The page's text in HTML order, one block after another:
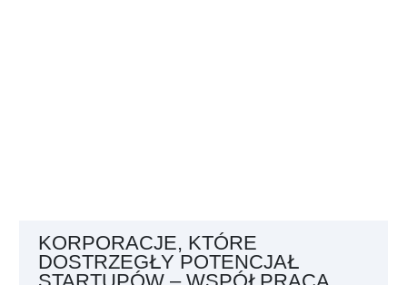
KORPORACJE, KTÓRE
DOSTRZEGŁY POTENCJAŁ